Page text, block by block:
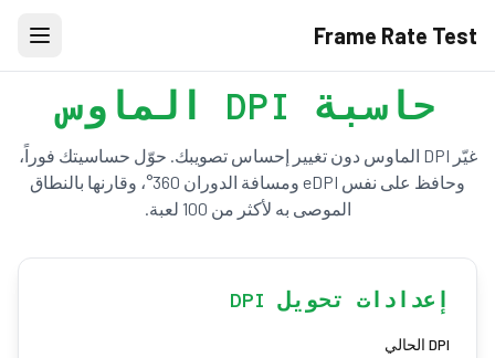
Frame Rate Test
حاسبة DPI الماوس
غيّر DPI الماوس دون تغيير إحساس تصويبك. حوّل حساسيتك فوراً،
وحافظ على نفس eDPI ومسافة الدوران 360°، وقارنها بالنطاق
الموصى به لأكثر من 100 لعبة.
إعدادات تحويل DPI
DPI الحالي